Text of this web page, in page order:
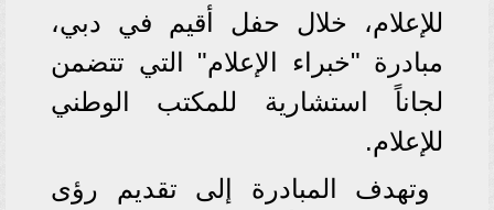
للإعلام، خلال حفل أقيم في دبي،
مبادرة "خبراء الإعلام" التي تتضمن
لجاناً استشارية للمكتب الوطني
للإعلام.
وتهدف المبادرة إلى تقديم رؤى